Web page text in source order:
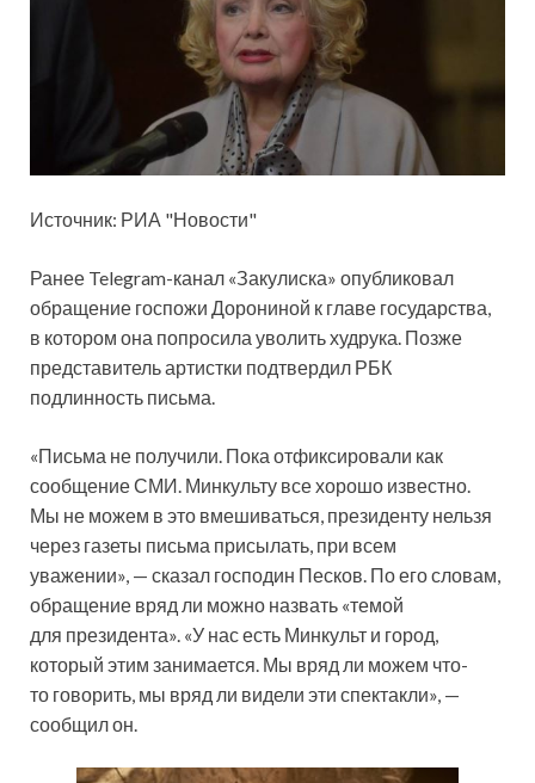
Источник: РИА "Новости"
Ранее Telegram-канал «Закулиска» опубликовал
обращение госпожи Дорониной к главе государства,
в котором она попросила уволить худрука. Позже
представитель артистки подтвердил РБК
подлинность письма.
«Письма не получили. Пока отфиксировали как
сообщение СМИ. Минкульту все хорошо известно.
Мы не можем в это вмешиваться, президенту нельзя
через газеты письма присылать, при всем
уважении», — сказал господин Песков. По его словам,
обращение вряд ли можно назвать «темой
для президента». «У нас есть Минкульт и город,
который этим занимается. Мы вряд ли можем что-
то говорить, мы вряд ли видели эти спектакли», —
сообщил он.